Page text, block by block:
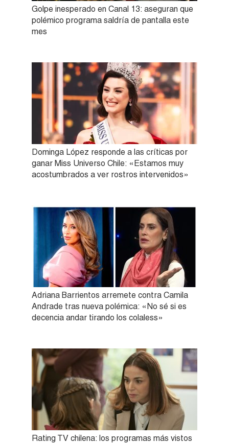
Golpe inesperado en Canal 13: aseguran que
polémico programa saldría de pantalla este
mes
Dominga López responde a las críticas por
ganar Miss Universo Chile: «Estamos muy
acostumbrados a ver rostros intervenidos»
Adriana Barrientos arremete contra Camila
Andrade tras nueva polémica: «No sé si es
decencia andar tirando los colaless»
Rating TV chilena: los programas más vistos